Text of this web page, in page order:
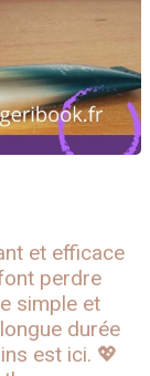
et efficace
perdre
simple et
durée
est ici. 💖